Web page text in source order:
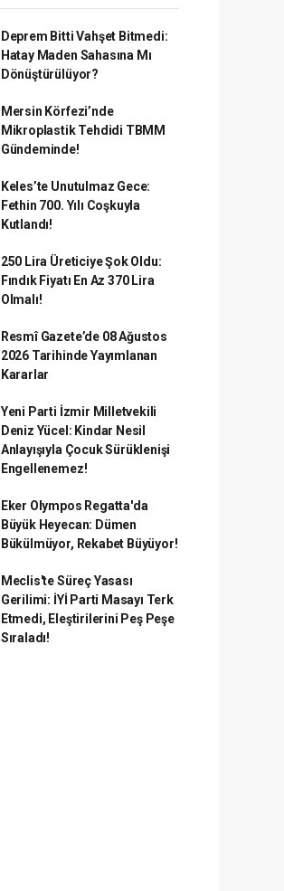
Deprem Bitti Vahşet Bitmedi:
Hatay Maden Sahasına Mı
Dönüştürülüyor?
Mersin Körfezi’nde
Mikroplastik Tehdidi TBMM
Gündeminde!
Keles’te Unutulmaz Gece:
Fethin 700. Yılı Coşkuyla
Kutlandı!
250 Lira Üreticiye Şok Oldu:
Fındık Fiyatı En Az 370 Lira
Olmalı!
Resmî Gazete’de 08 Ağustos
2026 Tarihinde Yayımlanan
Kararlar
Yeni Parti İzmir Milletvekili
Deniz Yücel: Kindar Nesil
Anlayışıyla Çocuk Sürüklenişi
Engellenemez!
Eker Olympos Regatta'da
Büyük Heyecan: Dümen
Bükülmüyor, Rekabet Büyüyor!
Meclis'te Süreç Yasası
Gerilimi: İYİ Parti Masayı Terk
Etmedi, Eleştirilerini Peş Peşe
Sıraladı!